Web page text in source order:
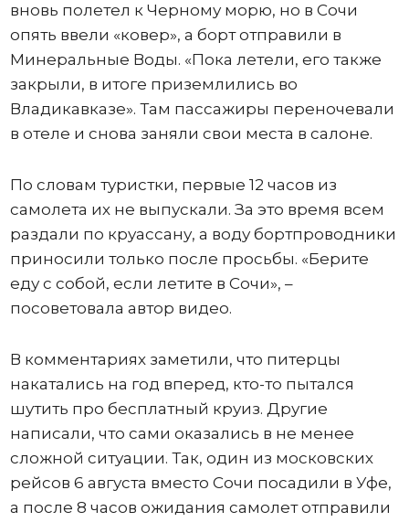
вновь полетел к Черному морю, но в Сочи
опять ввели «ковер», а борт отправили в
Минеральные Воды. «Пока летели, его также
закрыли, в итоге приземлились во
Владикавказе». Там пассажиры переночевали
в отеле и снова заняли свои места в салоне.
По словам туристки, первые 12 часов из
самолета их не выпускали. За это время всем
раздали по круассану, а воду бортпроводники
приносили только после просьбы. «Берите
еду с собой, если летите в Сочи», –
посоветовала автор видео.
В комментариях заметили, что питерцы
накатались на год вперед, кто-то пытался
шутить про бесплатный круиз. Другие
написали, что сами оказались в не менее
сложной ситуации. Так, один из московских
рейсов 6 августа вместо Сочи посадили в Уфе,
а после 8 часов ожидания самолет отправили